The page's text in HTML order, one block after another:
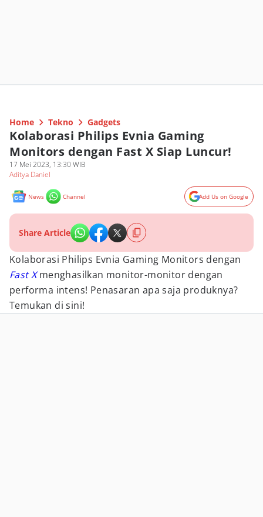
Home Tekno Gadgets
Kolaborasi Philips Evnia Gaming
Monitors dengan Fast X Siap Luncur!
17 Mei 2023, 13:30 WIB
Aditya Daniel
News Channel Add Us on Google
Share Article
Kolaborasi Philips Evnia Gaming Monitors dengan
Fast X menghasilkan monitor-monitor dengan
performa intens! Penasaran apa saja produknya?
Temukan di sini!